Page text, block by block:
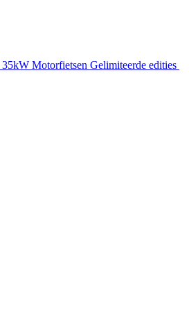
35kW Motorfietsen Gelimiteerde edities